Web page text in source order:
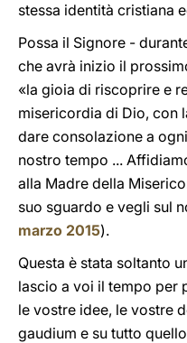
stessa identità cristiana
Possa il Signore -
che avrà inizio il
«la gioia di riscoprire e
misericordia di Dio, con
dare consolazione a
nostro tempo ...
alla Madre della
suo sguardo e vegli sul
marzo 2015).
Questa è stata soltanto
lascio a voi il tempo per
le vostre idee, le vostre
gaudium e su tutto